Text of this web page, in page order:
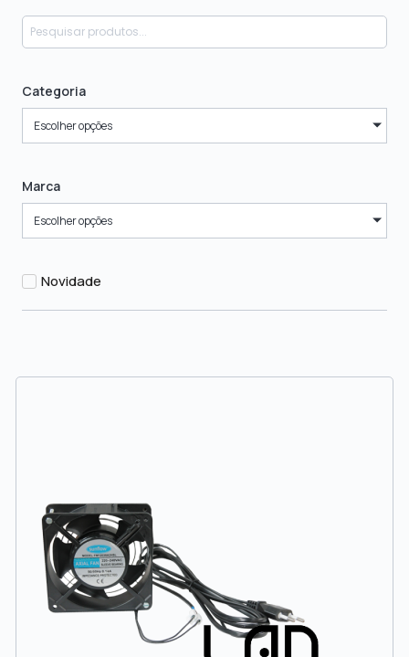
Categoria
Escolher opções
Marca
Escolher opções
Novidade